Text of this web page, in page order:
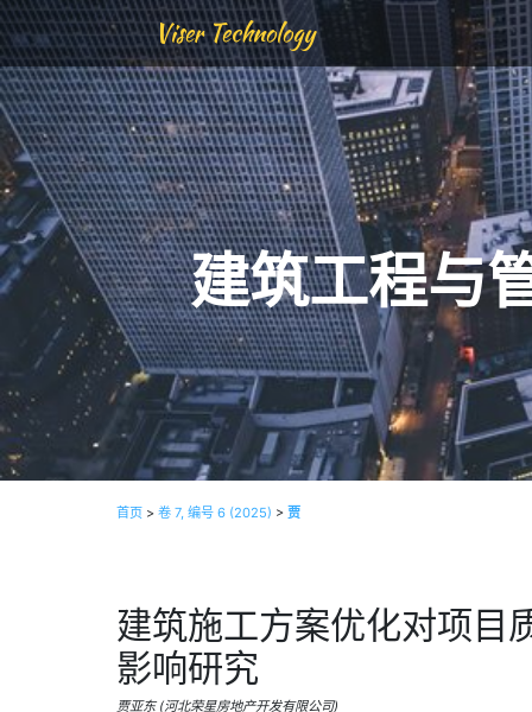
Viser Technology
建筑工程与
首页 > 卷 7, 编号 6 (2025) > 贾
建筑施工方案优化对项目
影响研究
贾亚东 (河北荣星房地产开发有限公司)